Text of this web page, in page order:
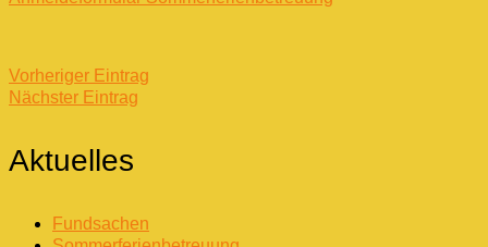
Vorheriger Eintrag
Nächster Eintrag
Aktuelles
Fundsachen